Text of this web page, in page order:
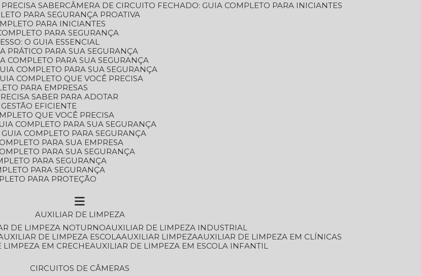
SABER
CÂMERA DE CIRCUITO FECHADO: GUIA COMPLETO PARA INICIANTES
PARA SEGURANÇA PROATIVA
PARA INICIANTES
PARA SEGURANÇA
O GUIA ESSENCIAL
PRÁTICO PARA SUA SEGURANÇA
COMPLETO PARA SUA SEGURANÇA
COMPLETO PARA SUA SEGURANÇA
COMPLETO QUE VOCÊ PRECISA
PARA EMPRESAS
SABER PARA ADOTAR
EFICIENTE
QUE VOCÊ PRECISA
COMPLETO PARA SUA SEGURANÇA
COMPLETO PARA SEGURANÇA
PARA SUA EMPRESA
PARA SUA SEGURANÇA
PARA SEGURANÇA
PARA SEGURANÇA
PARA PROTEÇÃO
AUXILIAR DE LIMPEZA
DE LIMPEZA NOTURNO
AUXILIAR DE LIMPEZA INDUSTRIAL
AUXILIAR DE LIMPEZA ESCOLA AUXILIAR LIMPEZA
AUXILIAR DE LIMPEZA EM CLÍNICAS
LIMPEZA EM CRECHE
AUXILIAR DE LIMPEZA EM ESCOLA INFANTIL
CIRCUITOS DE CÂMERAS